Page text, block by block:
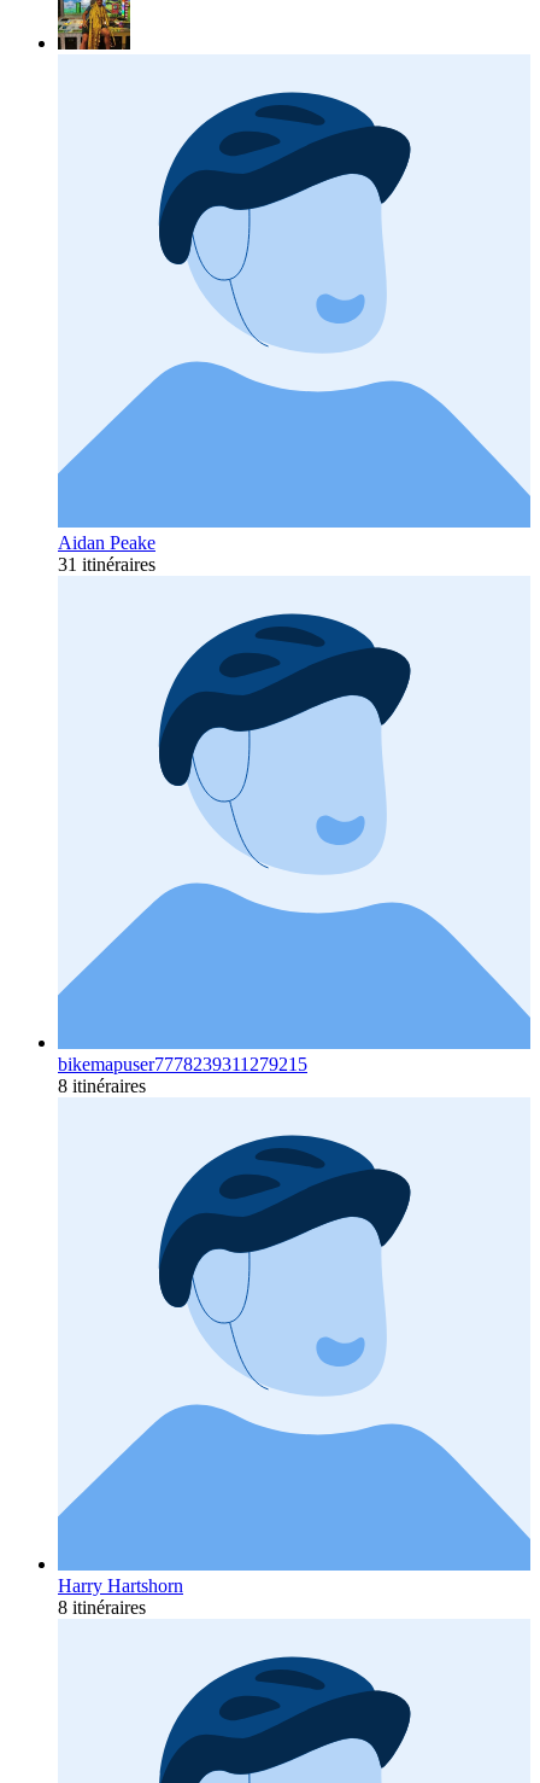
Aidan Peake
31 itinéraires
bikemapuser7778239311279215
8 itinéraires
Harry Hartshorn
8 itinéraires